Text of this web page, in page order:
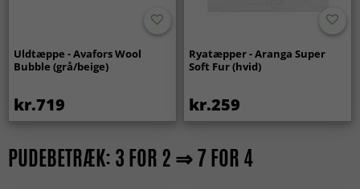
Uldtæppe - Avafors Wool
Bubble (grå/beige)
kr.719
Ryatæpper - Aranga Super
Soft Fur (hvid)
kr.259
PUDEBETRÆK: 3 FOR 2 ⇒ 7 FOR 4